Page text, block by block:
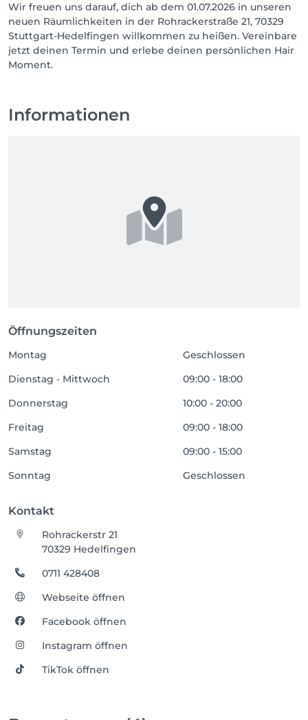
Wir freuen uns darauf, dich ab dem 01.07.2026 in unseren
neuen Räumlichkeiten in der Rohrackerstraße 21, 70329
Stuttgart-Hedelfingen willkommen zu heißen. Vereinbare
jetzt deinen Termin und erlebe deinen persönlichen Hair
Moment.
Informationen
Öffnungszeiten
Montag
Geschlossen
Dienstag - Mittwoch
09:00 - 18:00
Donnerstag
10:00 - 20:00
Freitag
09:00 - 18:00
Samstag
09:00 - 15:00
Sonntag
Geschlossen
Kontakt
Rohrackerstr 21
70329 Hedelfingen
0711 428408
Webseite öffnen
Facebook öffnen
Instagram öffnen
TikTok öffnen